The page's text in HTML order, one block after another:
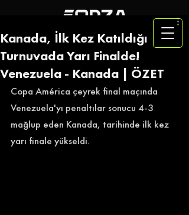
Kanada, İlk Kez Katıldığı
Turnuvada Yarı Finalde!
Venezuela - Kanada | ÖZET
Copa América çeyrek final maçında
Venezuela'yı penaltılar sonucu 4-3
mağlup eden Kanada, tarihinde ilk kez
yarı finale yükseldi.